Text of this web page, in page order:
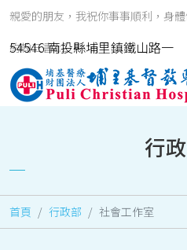
親愛的朋友，我祝你事事順利，身
約翰三書1:2
54546 南投縣埔里鎮鐵山路一
號
行
首頁 行政部 社會工作室